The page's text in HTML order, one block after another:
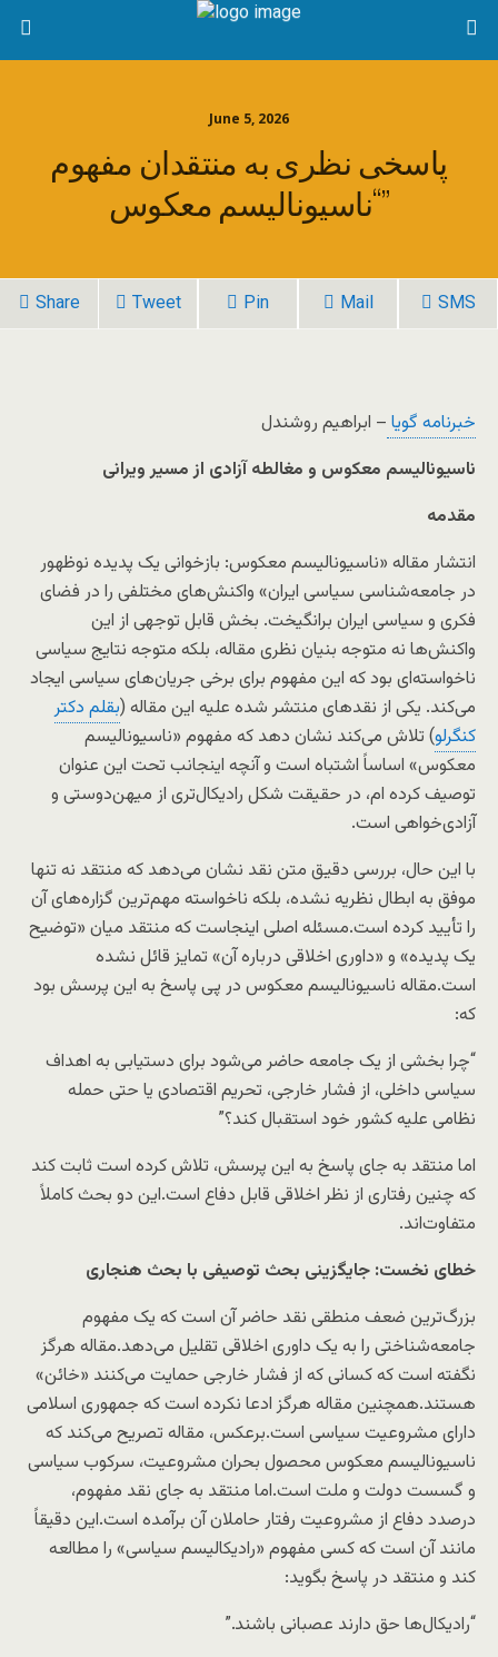
June 5, 2026
پاسخی نظری به منتقدان مفهوم
“ناسیونالیسم معکوس”
Share Tweet Pin Mail SMS
خبرنامه گویا – ابراهیم روشندل
ناسیونالیسم معکوس و مغالطه آزادی از مسیر ویرانی
مقدمه
انتشار مقاله «ناسیونالیسم معکوس: بازخوانی یک پدیده نوظهور
در جامعه‌شناسی سیاسی ایران» واکنش‌های مختلفی را در فضای
فکری و سیاسی ایران برانگیخت. بخش قابل توجهی از این
واکنش‌ها نه متوجه بنیان نظری مقاله، بلکه متوجه نتایج سیاسی
ناخواسته‌ای بود که این مفهوم برای برخی جریان‌های سیاسی ایجاد
می‌کند. یکی از نقدهای منتشر شده علیه این مقاله (بقلم دکتر
کنگرلو) تلاش می‌کند نشان دهد که مفهوم «ناسیونالیسم
معکوس» اساساً اشتباه است و آنچه اینجانب تحت این عنوان
توصیف کرده ام، در حقیقت شکل رادیکال‌تری از میهن‌دوستی و
آزادی‌خواهی است.
با این حال، بررسی دقیق متن نقد نشان می‌دهد که منتقد نه تنها
موفق به ابطال نظریه نشده، بلکه ناخواسته مهم‌ترین گزاره‌های آن
را تأیید کرده است.مسئله اصلی اینجاست که منتقد میان «توضیح
یک پدیده» و «داوری اخلاقی درباره آن» تمایز قائل نشده
است.مقاله ناسیونالیسم معکوس در پی پاسخ به این پرسش بود
که:
“چرا بخشی از یک جامعه حاضر می‌شود برای دستیابی به اهداف
سیاسی داخلی، از فشار خارجی، تحریم اقتصادی یا حتی حمله
نظامی علیه کشور خود استقبال کند؟”
اما منتقد به جای پاسخ به این پرسش، تلاش کرده است ثابت کند
که چنین رفتاری از نظر اخلاقی قابل دفاع است.این دو بحث کاملاً
متفاوت‌اند.
خطای نخست: جایگزینی بحث توصیفی با بحث هنجاری
بزرگ‌ترین ضعف منطقی نقد حاضر آن است که یک مفهوم
جامعه‌شناختی را به یک داوری اخلاقی تقلیل می‌دهد.مقاله هرگز
نگفته است که کسانی که از فشار خارجی حمایت می‌کنند «خائن»
هستند.همچنین مقاله هرگز ادعا نکرده است که جمهوری اسلامی
دارای مشروعیت سیاسی است.برعکس، مقاله تصریح می‌کند که
ناسیونالیسم معکوس محصول بحران مشروعیت، سرکوب سیاسی
و گسست دولت و ملت است.اما منتقد به جای نقد مفهوم،
درصدد دفاع از مشروعیت رفتار حاملان آن برآمده است.این دقیقاً
مانند آن است که کسی مفهوم «رادیکالیسم سیاسی» را مطالعه
کند و منتقد در پاسخ بگوید:
“رادیکال‌ها حق دارند عصبانی باشند.”